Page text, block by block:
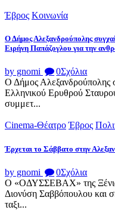
Έβρος Κοινωνία
Ο Δήμος Αλεξανδρούπολης
Ειρήνη Παπάζογλου για την
by gnomi 0Σχόλια
Ο Δήμος Αλεξανδρούπολης
Ελληνικού Ερυθρού
συμμετ...
Cinema-Θέατρο Έβρος
Έρχεται το Σάββατο στην
by gnomi 0Σχόλια
Ο «ΟΔΥΣΣΕΒΑΧ» της
Διονύση Σαββόπουλου και
ταξι...